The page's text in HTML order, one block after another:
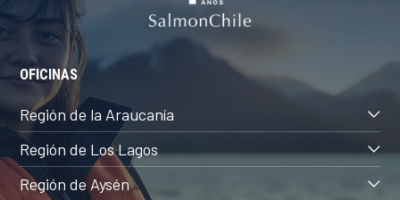
OFICINAS
Región de la Araucanía
Región de Los Lagos
Región de Aysén